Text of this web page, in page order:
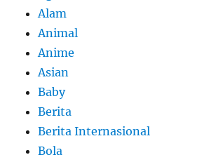
Alam
Animal
Anime
Asian
Baby
Berita
Berita Internasional
Bola